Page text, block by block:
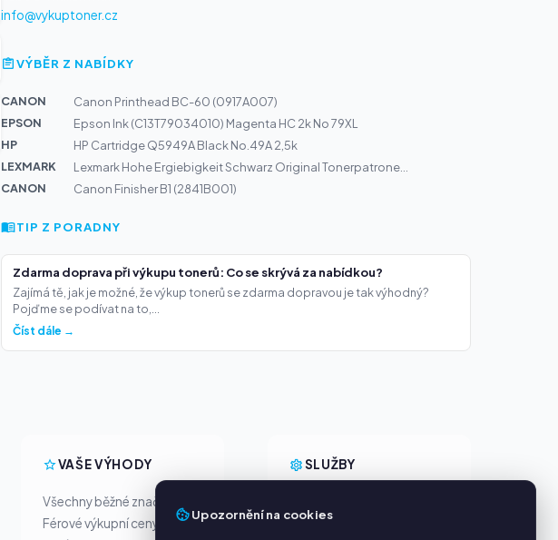
info@vykuptoner.cz
VÝBĚR Z NABÍDKY
CANON
Canon Printhead BC-60 (0917A007)
EPSON
Epson Ink (C13T79034010) Magenta HC 2k No 79XL
HP
HP Cartridge Q5949A Black No.49A 2,5k
LEXMARK
Lexmark Hohe Ergiebigkeit Schwarz Original Tonerpatrone...
CANON
Canon Finisher B1 (2841B001)
TIP Z PORADNY
Zdarma doprava při výkupu tonerů: Co se skrývá za nabídkou?
Zajímá tě, jak je možné, že výkup tonerů se zdarma dopravou je tak výhodný?
Pojďme se podívat na to,...
Číst dále →
VAŠE VÝHODY
Všechny běžné značky
Férové výkupní ceny
SLUŽBY
Ochrana osobních údajů
Upozornění na cookies